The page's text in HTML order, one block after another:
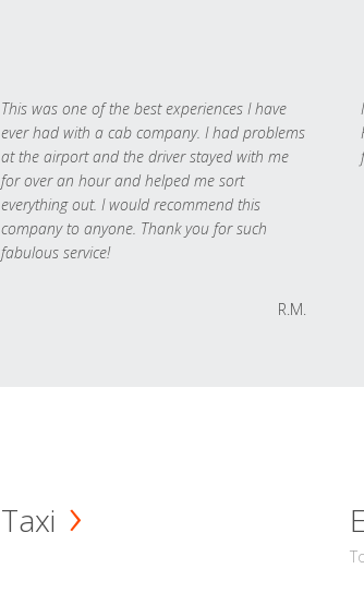
This was one of the best experiences I have
ever had with a cab company. I had problems
at the airport and the driver stayed with me
for over an hour and helped me sort
everything out. I would recommend this
company to anyone. Thank you for such
fabulous service!
R.M.
Taxi